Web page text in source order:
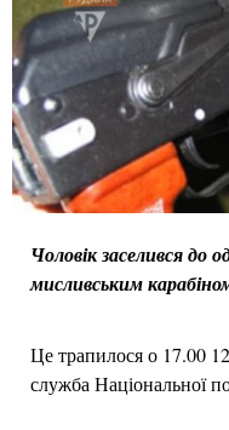
Чоловік заселився до
мисливським
Це трапилося о 17.00
служба Національної